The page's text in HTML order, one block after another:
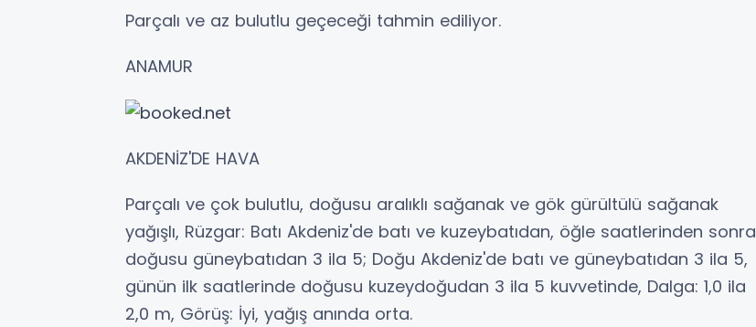
Parçalı ve az bulutlu geçeceği tahmin ediliyor.
ANAMUR
AKDENİZ'DE HAVA
Parçalı ve çok bulutlu, doğusu aralıklı sağanak ve gök gürültülü sağanak
yağışlı, Rüzgar: Batı Akdeniz'de batı ve kuzeybatıdan, öğle saatlerinden sonra
doğusu güneybatıdan 3 ila 5; Doğu Akdeniz'de batı ve güneybatıdan 3 ila 5,
günün ilk saatlerinde doğusu kuzeydoğudan 3 ila 5 kuvvetinde, Dalga: 1,0 ila
2,0 m, Görüş: İyi, yağış anında orta.